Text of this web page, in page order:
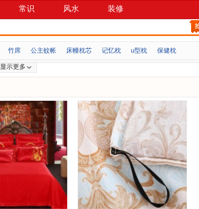
常识 风水 装修
竹席 公主蚊帐 床幔枕芯 记忆枕 u型枕 保健枕
显示更多